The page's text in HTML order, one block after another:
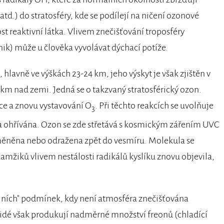
do stratosféry, kde se podílejí na ničení ozonové
reaktivní látka. Vlivem znečišťování troposféry
může u člověka vyvolávat dýchací potíže.
ve výškách 23-24 km, jeho výskyt je však zjištěn v
nad zemi. Jedná se o takzvaný stratosférický ozon.
a znovu vystavování O3. Při těchto reakcích se uvolňuje
Ozon se zde střetává s kosmickým zářením UVC
nebo odražena zpět do vesmíru. Molekula se
vlivem nestálosti radikálů kyslíku znovu objevila,
podmínek, kdy není atmosféra znečišťována
však produkují nadměrné množství freonů (chladící